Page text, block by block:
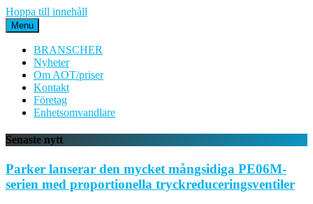
Hoppa till innehåll
Menu
BRANSCHER
Nyheter
Om AOT/priser
Kontakt
Företag
Enhetsomvandlare
Senaste nytt
Parker lanserar den mycket mångsidiga PE06M-
serien med proportionella tryckreduceringsventiler